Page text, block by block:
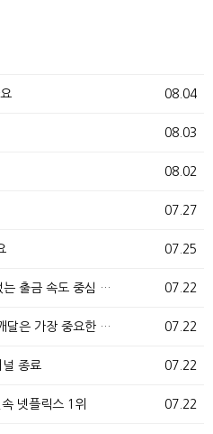
08.04
08.03
08.02
07.27
07.25
07.22
는 출금 속도 중심 …
07.22
달은 가장 중요한 …
07.22
종료
07.22
넷플릭스 1위